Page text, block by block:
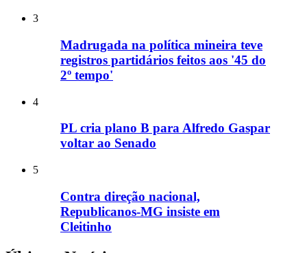
3
Madrugada na política mineira teve
registros partidários feitos aos '45 do
2º tempo'
4
PL cria plano B para Alfredo Gaspar
voltar ao Senado
5
Contra direção nacional,
Republicanos-MG insiste em
Cleitinho